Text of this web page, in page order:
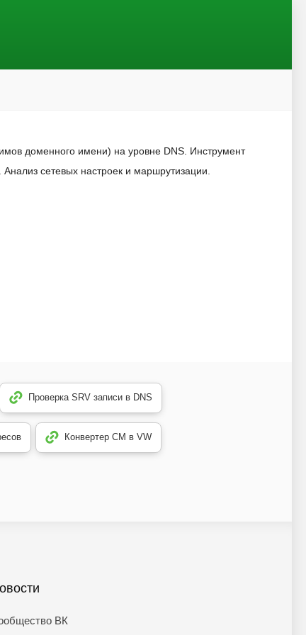
доменного имени) на уровне DNS. Инструмент
сетевых настроек и маршрутизации.
Проверка SRV записи в DNS
Конвертер CM в VW
ВК